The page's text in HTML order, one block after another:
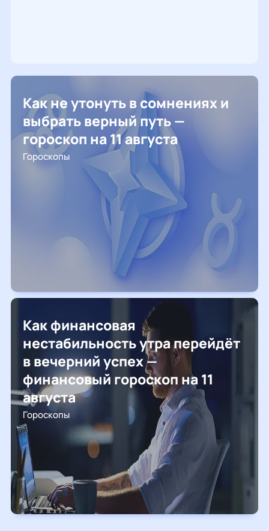
Как не утонуть в сомнениях и
выбрать верный путь —
гороскоп на 11 августа
Гороскопы
Как финансовая
нестабильность утра перейдёт
в вечерний успех —
финансовый гороскоп на 11
августа
Гороскопы